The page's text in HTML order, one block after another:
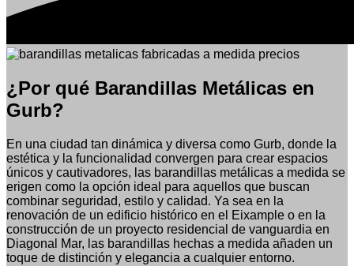
¿Por qué Barandillas Metálicas en
Gurb?
En una ciudad tan dinámica y diversa como Gurb, donde la
estética y la funcionalidad convergen para crear espacios
únicos y cautivadores, las barandillas metálicas a medida se
erigen como la opción ideal para aquellos que buscan
combinar seguridad, estilo y calidad. Ya sea en la
renovación de un edificio histórico en el Eixample o en la
construcción de un proyecto residencial de vanguardia en
Diagonal Mar, las barandillas hechas a medida añaden un
toque de distinción y elegancia a cualquier entorno.